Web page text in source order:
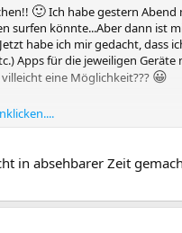
🙂Ich habe gestern Abend
surfen könnte...Aber dann ist
habe ich mir gedacht, dass
Apps für die jeweiligen
eine Möglichkeit??? 😀
in absehbarer Zeit